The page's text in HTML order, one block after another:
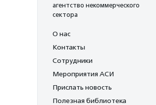
агентство некоммерческого
сектора
О нас
Контакты
Сотрудники
Мероприятия АСИ
Прислать новость
Полезная библиотека